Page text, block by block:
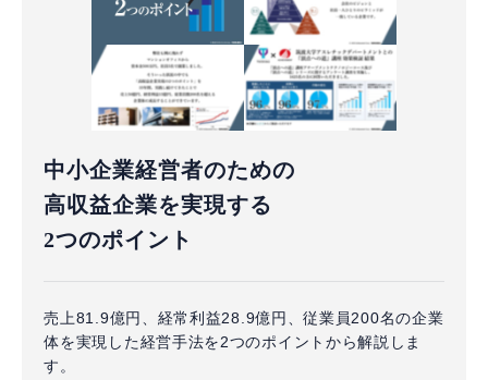
中小企業経営者のための
高収益企業を実現する
2つのポイント
売上81.9億円、経常利益28.9億円、従業員200名の企業
体を実現した経営手法を2つのポイントから解説しま
す。